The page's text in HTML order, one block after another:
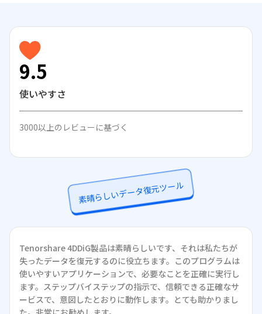
9.5
使いやすさ
3000以上のレビューに基づく
素晴らしいデータ復元ツール
Tenorshare 4DDiG製品は素晴らしいです、それは私たちが
失ったデータを復元するのに役立ちます。このプログラムは
使いやすいアプリケーションで、必要なことを正確に実行し
ます。ステップバイステップの指示で、信頼できる正確なサ
ービスで、意図したとおりに動作します。とても助かりまし